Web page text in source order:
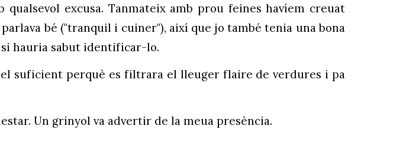
excusa. Tanmateix amb prou feines havíem creuat
bé ("tranquil i cuiner"), així que jo també tenia una bona
hauria sabut identificar-lo.
suficient perquè es filtrara el lleuger flaire de verdures i pa
Un grinyol va advertir de la meua presència.